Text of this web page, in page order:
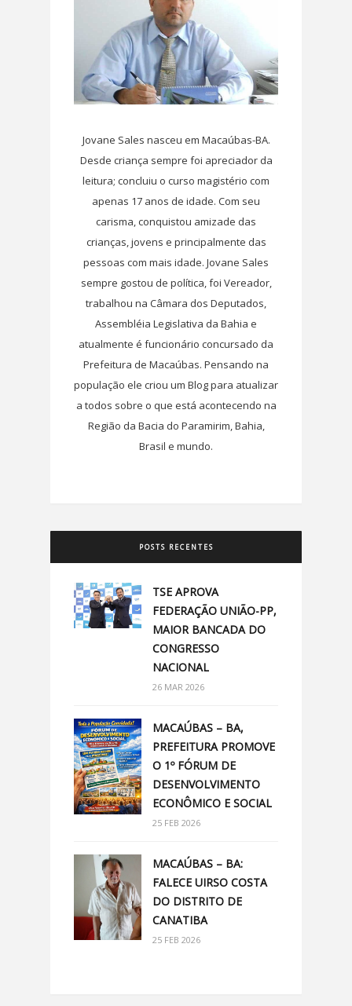
Jovane Sales nasceu em Macaúbas-BA.
Desde criança sempre foi apreciador da
leitura; concluiu o curso magistério com
apenas 17 anos de idade. Com seu
carisma, conquistou amizade das
crianças, jovens e principalmente das
pessoas com mais idade. Jovane Sales
sempre gostou de política, foi Vereador,
trabalhou na Câmara dos Deputados,
Assembléia Legislativa da Bahia e
atualmente é funcionário concursado da
Prefeitura de Macaúbas. Pensando na
população ele criou um Blog para atualizar
a todos sobre o que está acontecendo na
Região da Bacia do Paramirim, Bahia,
Brasil e mundo.
POSTS RECENTES
TSE APROVA
FEDERAÇÃO UNIÃO-PP,
MAIOR BANCADA DO
CONGRESSO
NACIONAL
26 MAR 2026
MACAÚBAS – BA,
PREFEITURA PROMOVE
O 1º FÓRUM DE
DESENVOLVIMENTO
ECONÔMICO E SOCIAL
25 FEB 2026
MACAÚBAS – BA:
FALECE UIRSO COSTA
DO DISTRITO DE
CANATIBA
25 FEB 2026